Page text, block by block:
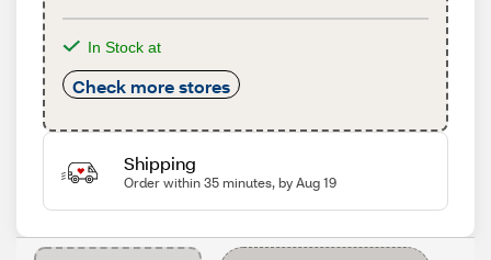
In Stock at
Check more stores
Shipping
Order within 35 minutes, by Aug 19